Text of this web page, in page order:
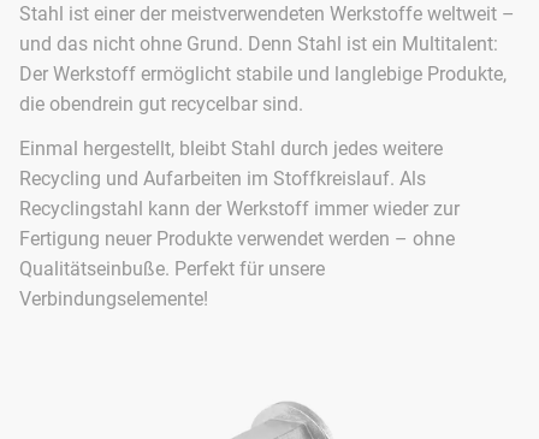
Stahl ist einer der meistverwendeten Werkstoffe weltweit –
und das nicht ohne Grund. Denn Stahl ist ein Multitalent:
Der Werkstoff ermöglicht stabile und langlebige Produkte,
die obendrein gut recycelbar sind.
Einmal hergestellt, bleibt Stahl durch jedes weitere
Recycling und Aufarbeiten im Stoffkreislauf. Als
Recyclingstahl kann der Werkstoff immer wieder zur
Fertigung neuer Produkte verwendet werden – ohne
Qualitätseinbuße. Perfekt für unsere
Verbindungselemente!